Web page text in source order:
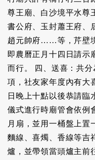
尊王廟、白沙境平水尊
書公府、玉封蕭王府、
趙元帥府……等，芹壁
即農曆正月十四日請示
而行。 四、送喜：共
項，社友家年度內有大
日晚上十點以後恭請臨
儀式進行時廟管會依例
月扇，並用一桶盤上置
麵線、喜燭、香線等吉
爐，並帶領當頭爐主前